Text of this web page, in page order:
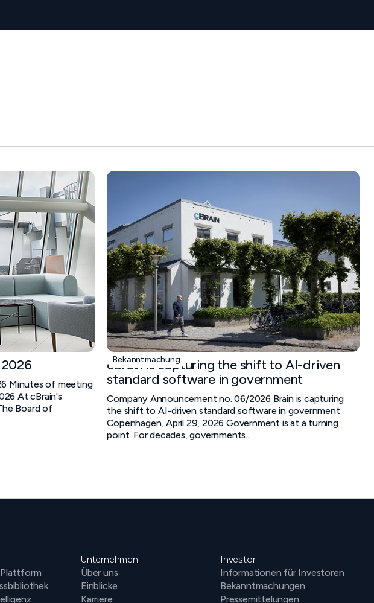
Minutes of meeting
At cBrain's
Board of
Bekanntmachung
cBrain is capturing the shift to AI-driven
standard software in government
Company Announcement no. 06/2026 Brain is capturing
the shift to AI-driven standard software in government
Copenhagen, April 29, 2026 Government is at a turning
point. For decades, governments...
Plattform
Unternehmen
Über uns
Einblicke
Karriere
Investor
Informationen für Investoren
Bekanntmachungen
Pressemittelungen